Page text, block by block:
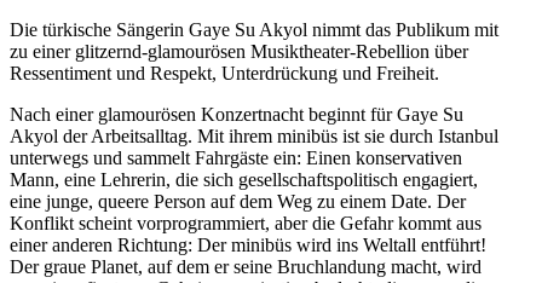
Die türkische Sängerin Gaye Su Akyol nimmt das Publikum mit
zu einer glitzernd-glamourösen Musiktheater-Rebellion über
Ressentiment und Respekt, Unterdrückung und Freiheit.
Nach einer glamourösen Konzertnacht beginnt für Gaye Su
Akyol der Arbeitsalltag. Mit ihrem minibüs ist sie durch Istanbul
unterwegs und sammelt Fahrgäste ein: Einen konservativen
Mann, eine Lehrerin, die sich gesellschaftspolitisch engagiert,
eine junge, queere Person auf dem Weg zu einem Date. Der
Konflikt scheint vorprogrammiert, aber die Gefahr kommt aus
einer anderen Richtung: Der minibüs wird ins Weltall entführt!
Der graue Planet, auf dem er seine Bruchlandung macht, wird